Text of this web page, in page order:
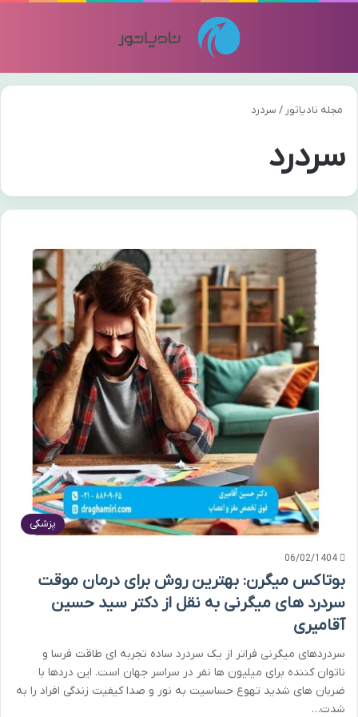
مجله نادیاتور / سردرد
سردرد
پزشکی
06/02/1404
بوتاکس میگرن: بهترین روش برای درمان موقت
سردرد های میگرنی به نقل از دکتر سید حسین
آقامیری
سردردهای میگرنی فراتر از یک سردرد ساده تجربه ای طاقت فرسا و
ناتوان کننده برای میلیون ها نفر در سراسر جهان است. این دردها با
ضربان های شدید تهوع حساسیت به نور و صدا کیفیت زندگی افراد را به
شدت…